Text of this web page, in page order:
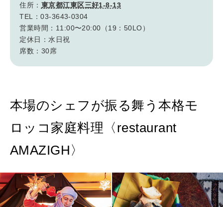
住所： 東京都江東区三好1-8-13
TEL：03-3643-0304
営業時間：11:00〜20:00（19：50LO）
定休日：水日祝
席数：30席
本場のシェフが振る舞う本格モ
ロッコ家庭料理〈restaurant
AMAZIGH〉